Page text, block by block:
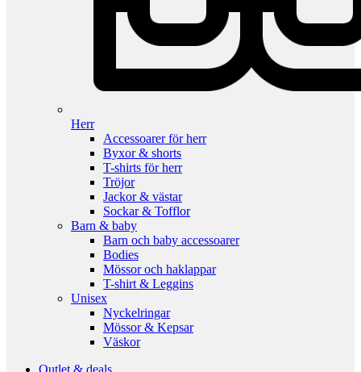
Herr
Accessoarer för herr
Byxor & shorts
T-shirts för herr
Tröjor
Jackor & västar
Sockar & Tofflor
Barn & baby
Barn och baby accessoarer
Bodies
Mössor och haklappar
T-shirt & Leggins
Unisex
Nyckelringar
Mössor & Kepsar
Väskor
Outlet & deals